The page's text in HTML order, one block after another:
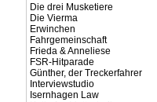
Die drei Musketiere
Die Vierma
Erwinchen
Fahrgemeinschaft
Frieda & Anneliese
FSR-Hitparade
Günther, der Treckerfahrer
Interviewstudio
Isernhagen Law